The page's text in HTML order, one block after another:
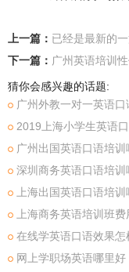
上一篇： 已经是最新的
下一篇： 广州英语培训
猜你会感兴趣的话题:
广州外教一对一英语
2019上海小学生英语
广州出国英语口语培
深圳商务英语口语培训
上海出国英语口语培
上海商务英语培训班
在线学英语口语效果
网上学职场英语哪里